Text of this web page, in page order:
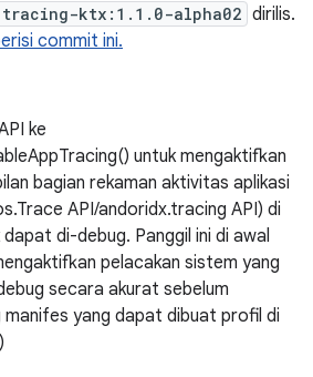
ktx:1.1.0-alpha02 dirilis.
commit ini.
ke
untuk mengaktifkan
bagian rekaman aktivitas aplikasi
API/andoridx.tracing API) di
di-debug. Panggil ini di awal
pelacakan sistem yang
secara akurat sebelum
manifes yang dapat dibuat profil di
)